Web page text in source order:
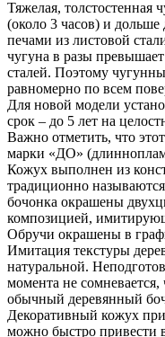
Тяжелая, толстостенная
(около 3 часов) и
печами из листовой
чугуна в разы
сталей. Поэтому
равномерно по всем
Для новой модели
срок – до 5 лет на
Важно отметить, что
марки «ДО»
Кожух выполнен из
традиционно
бочонка окрашены
композицией,
Обручи окрашены в
Имитация текстуры
натуральной.
момента не
обычный деревянный
Декоративный кожух
можно быстро привести